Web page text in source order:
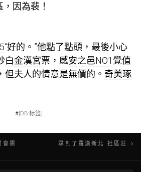
，因為裴！
“好的。”他點了點頭，最後小心
白金漢宮票，感安之邑NO1 覺值
但夫人的情意是無價的。 奇美琢
#[DB:标签]
會需
尋到了羅漢新北 社區莊